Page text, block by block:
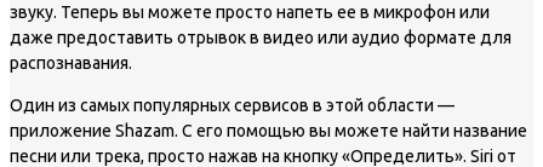
звуку. Теперь вы можете просто напеть ее в микрофон или
даже предоставить отрывок в видео или аудио формате для
распознавания.
Один из самых популярных сервисов в этой области —
приложение Shazam. С его помощью вы можете найти название
песни или трека, просто нажав на кнопку «Определить». Siri от